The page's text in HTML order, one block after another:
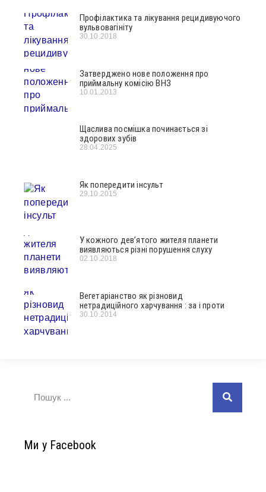
Профілактика та лікування рецидивуючого
вульвовагініту
30.10.2018
Затверджено нове положення про
приймальну комісію ВНЗ
10.01.2013
Щаслива посмішка починається зі
здорових зубів
28.04.2025
Як попередити інсульт
29.10.2015
У кожного дев’ятого жителя планети
виявляються різні порушення слуху
02.10.2018
Вегетаріанство як різновид
нетрадиційного харчування : за і проти
30.10.2014
Ми у Facebook